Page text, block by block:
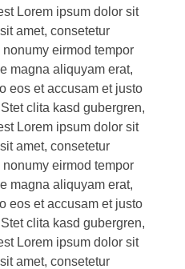
Lorem ipsum dolor sit
amet, consetetur
eirmod tempor
magna aliquyam erat,
eos et accusam et justo
clita kasd gubergren,
Lorem ipsum dolor sit
amet, consetetur
eirmod tempor
magna aliquyam erat,
eos et accusam et justo
clita kasd gubergren,
Lorem ipsum dolor sit
amet, consetetur